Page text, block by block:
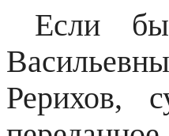
Если
Рерихов,